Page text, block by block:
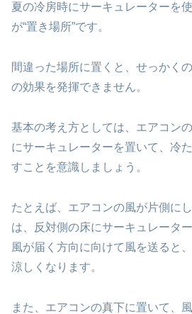
夏の冷房時にサーキュレーターを
が“置き場所”です。
間違った場所に置くと、せっかく
の効果を発揮できません。
基本の考え方としては、エアコン
にサーキュレーターを置いて、冷
すことを意識しましょう。
たとえば、エアコンの風が片側に
は、反対側の床にサーキュレータ
風が届く方向に向けて風を送ると
涼しくなります。
また、エアコンの真下に置いて、